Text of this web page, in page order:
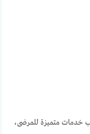
خدمات متميزة للمرضى،